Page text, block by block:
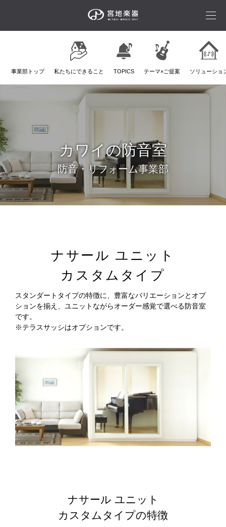
事業部トップ 私たちにできること TOPICS テーマ×ご提案 ソリューショ
カワイの防音室
防音・リフォーム事業部
ナサール ユニット
カスタムタイプ
スタンダートタイプの特徴に、豊富なバリエーションとオプ
ションを揃え、ユニットながらオーダー感覚で選べる防音室
です。
※テラスサッシはオプションです。
ナサール ユニット
カスタムタイプの特徴